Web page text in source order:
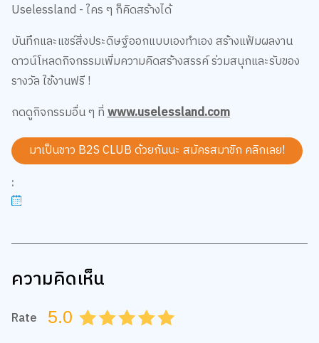
Uselessland - ใคร ๆ ก็คิดสร้างได้
บันทึกและแชร์สิ่งประดิษฐ์ออกแบบเองทำเอง สร้างแฟ้มผลงาน
ดาวน์โหลดกิจกรรมเพิ่มความคิดสร้างสรรค์ ร่วมสนุกและรับของ
รางวัล ใช้งานฟรี !
กดดูกิจกรรมอื่น ๆ ที่www.uselessland.com
มาเป็นชาว B2S CLUB ด้วยกันนะ สมัครสมาชิก คลิกเลย!
:
ความคิดเห็น
Rate 5.0 4.5
4.0
3.5
3.0
2.5
2.0
1.5
1.0
0.5